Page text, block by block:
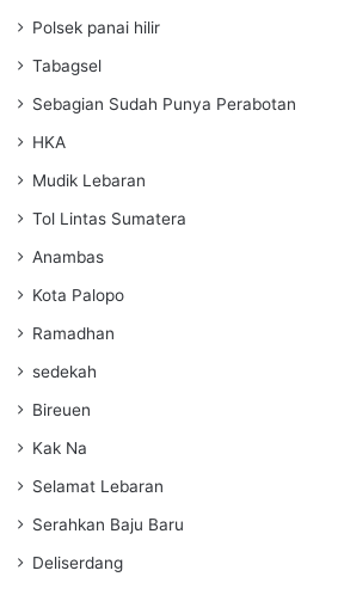
Polsek panai hilir
Tabagsel
Sebagian Sudah Punya Perabotan
HKA
Mudik Lebaran
Tol Lintas Sumatera
Anambas
Kota Palopo
Ramadhan
sedekah
Bireuen
Kak Na
Selamat Lebaran
Serahkan Baju Baru
Deliserdang